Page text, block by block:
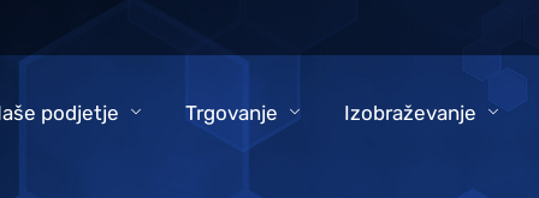
podjetje Trgovanje Izobraževanje